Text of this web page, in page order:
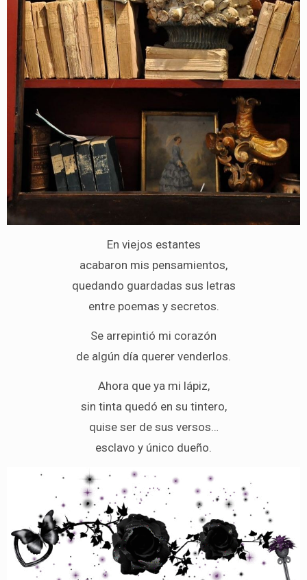
En viejos estantes
acabaron mis pensamientos,
quedando guardadas sus letras
entre poemas y secretos.
Se arrepintió mi corazón
de algún día querer venderlos.
Ahora que ya mi lápiz,
sin tinta quedó en su tintero,
quise ser de sus versos…
esclavo y único dueño.